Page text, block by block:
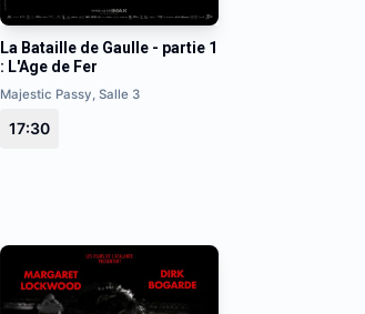
La Bataille de Gaulle - partie 1
: L'Age de Fer
Majestic Passy, Salle 3
17:30